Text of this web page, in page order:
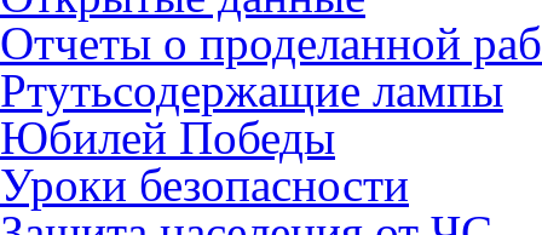
Отчеты о проделанной
Ртутьсодержащие лампы
Юбилей Победы
Уроки безопасности